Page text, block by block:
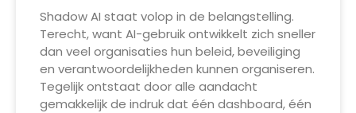
Shadow AI staat volop in de belangstelling.
Terecht, want AI-gebruik ontwikkelt zich sneller
dan veel organisaties hun beleid, beveiliging
en verantwoordelijkheden kunnen organiseren.
Tegelijk ontstaat door alle aandacht
gemakkelijk de indruk dat één dashboard, één